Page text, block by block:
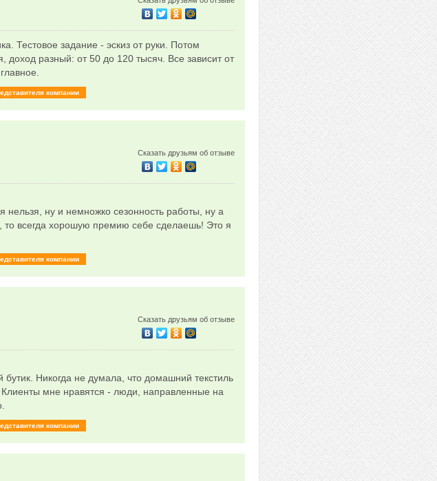
Тестовое задание - эскиз от руки. Потом
доход разный: от 50 до 120 тысяч. Все зависит от
компании
Сказать друзьям об отзыве
нельзя, ну и немножко сезонность работы, ну а
то всегда хорошую премию себе сделаешь! Это я
компании
Сказать друзьям об отзыве
Никогда не думала, что домашний текстиль
Клиенты мне нравятся - люди, направленные на
компании